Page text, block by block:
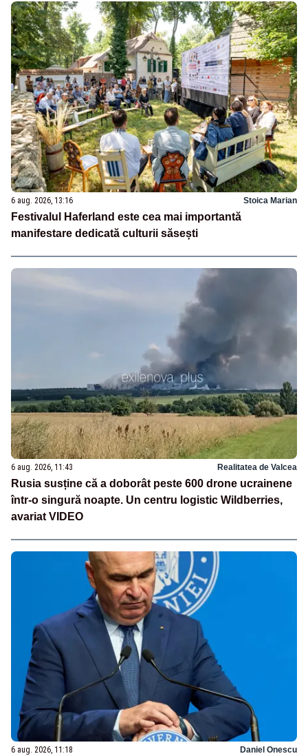
6 aug. 2026, 13:16 Stoica Marian
Festivalul Haferland este cea mai importantă
manifestare dedicată culturii săsești
6 aug. 2026, 11:43 Realitatea de Valcea
Rusia susține că a doborât peste 600 drone ucrainene
într-o singură noapte. Un centru logistic Wildberries,
avariat VIDEO
6 aug. 2026, 11:18 Daniel Onescu